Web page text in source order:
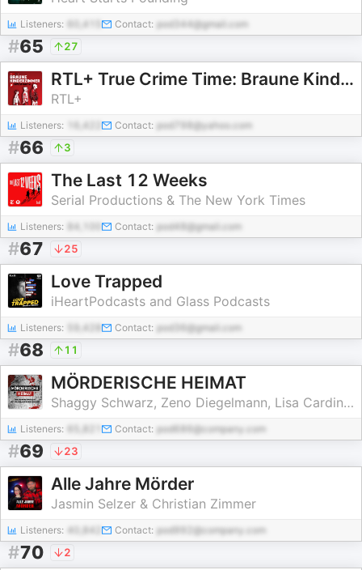
Listeners: 60,415 Contact: pod344@gmail.com
#65 27
RTL+ True Crime Time: Braune Kinderzimmer
RTL+
Listeners: 16,422 Contact: pod798@yahoo.com
#66 3
The Last 12 Weeks
Serial Productions & The New York Times
Listeners: 84,100 Contact: pod48@gmail.com
#67 25
Love Trapped
iHeartPodcasts and Glass Podcasts
Listeners: 59,428 Contact: pod36@gmail.com
#68 11
MÖRDERISCHE HEIMAT
Shaggy Schwarz, Zeno Diegelmann, Lisa Cardinale
Listeners: Contact: pod686@company.com
#69 23
Alle Jahre Mörder
Jasmin Selzer & Christian Zimmer
Listeners: 40,842 Contact: pod992@company.com
#70 2